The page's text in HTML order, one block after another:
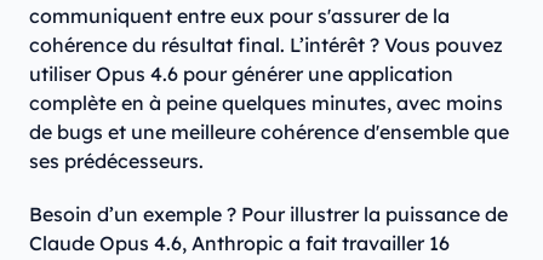
communiquent entre eux pour s'assurer de la
cohérence du résultat final. L’intérêt ? Vous pouvez
utiliser Opus 4.6 pour générer une application
complète en à peine quelques minutes, avec moins
de bugs et une meilleure cohérence d'ensemble que
ses prédécesseurs.
Besoin d’un exemple ? Pour illustrer la puissance de
Claude Opus 4.6, Anthropic a fait travailler 16